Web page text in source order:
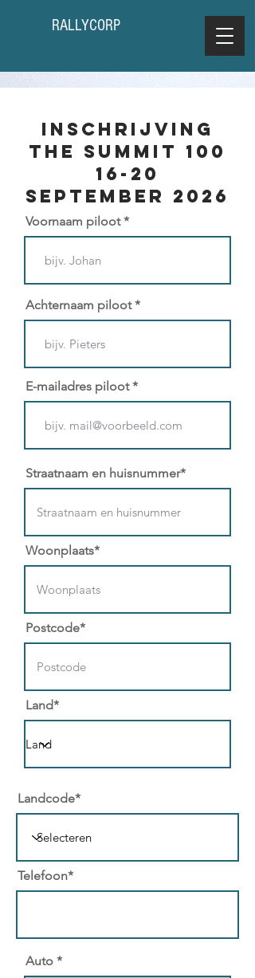
RALLYCORP
Inschrijving
The Summit 100
16-20
september 2026
Voornaam piloot
Achternaam piloot
E-mailadres piloot
Straatnaam en huisnummer*
Woonplaats*
Postcode*
Land*
Landcode*
Telefoon*
Auto